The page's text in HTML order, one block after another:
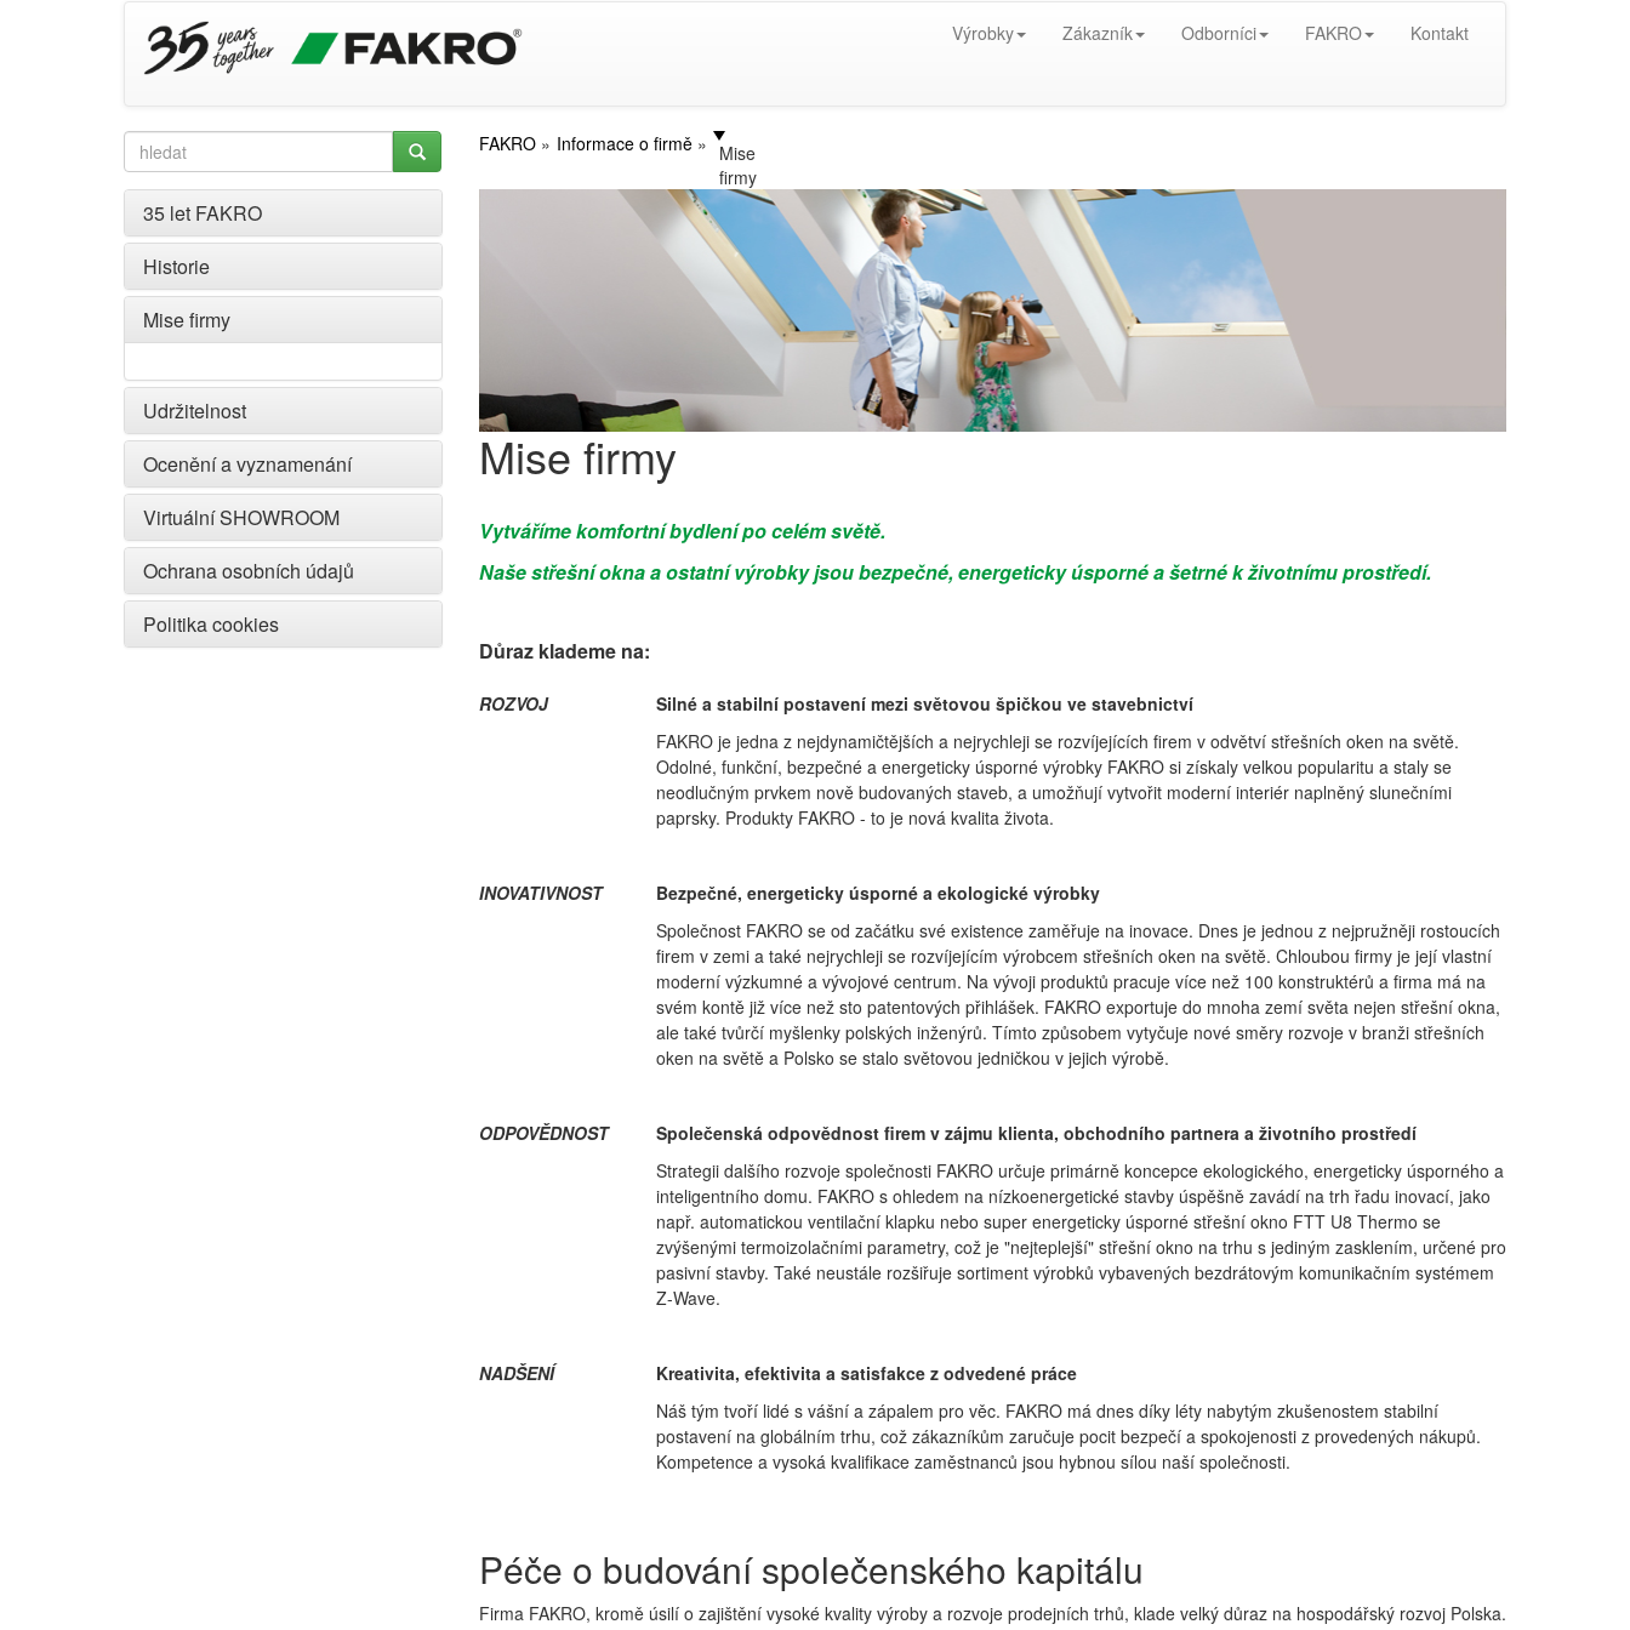
Výrobky Zákazník Odborníci FAKRO Kontakt
FAKRO Informace o firmě
Mise
firmy
35 let FAKRO
Historie
Mise firmy
Udržitelnost
Ocenění a vyznamenání
Virtuální SHOWROOM
Ochrana osobních údajů
Politika cookies
Mise firmy
Vytváříme komfortní bydlení po celém světě.
Naše střešní okna a ostatní výrobky jsou bezpečné, energeticky úsporné a šetrné k životnímu prostředí.
Důraz klademe na:
ROZVOJ
Silné a stabilní postavení mezi světovou špičkou ve stavebnictví
FAKRO je jedna z nejdynamičtějších a nejrychleji se rozvíjejících firem v odvětví střešních oken na světě.
Odolné, funkční, bezpečné a energeticky úsporné výrobky FAKRO si získaly velkou popularitu a staly se
neodlučným prvkem nově budovaných staveb, a umožňují vytvořit moderní interiér naplněný slunečními
paprsky. Produkty FAKRO - to je nová kvalita života.
INOVATIVNOST
Bezpečné, energeticky úsporné a ekologické výrobky
Společnost FAKRO se od začátku své existence zaměřuje na inovace. Dnes je jednou z nejpružněji rostoucích
firem v zemi a také nejrychleji se rozvíjejícím výrobcem střešních oken na světě. Chloubou firmy je její vlastní
moderní výzkumné a vývojové centrum. Na vývoji produktů pracuje více než 100 konstruktérů a firma má na
svém kontě již více než sto patentových přihlášek. FAKRO exportuje do mnoha zemí světa nejen střešní okna,
ale také tvůrčí myšlenky polských inženýrů. Tímto způsobem vytyčuje nové směry rozvoje v branži střešních
oken na světě a Polsko se stalo světovou jedničkou v jejich výrobě.
ODPOVĚDNOST
Společenská odpovědnost firem v zájmu klienta, obchodního partnera a životního prostředí
Strategii dalšího rozvoje společnosti FAKRO určuje primárně koncepce ekologického, energeticky úsporného a
inteligentního domu. FAKRO s ohledem na nízkoenergetické stavby úspěšně zavádí na trh řadu inovací, jako
např. automatickou ventilační klapku nebo super energeticky úsporné střešní okno FTT U8 Thermo se
zvýšenými termoizolačními parametry, což je "nejteplejší" střešní okno na trhu s jediným zasklením, určené pro
pasivní stavby. Také neustále rozšiřuje sortiment výrobků vybavených bezdrátovým komunikačním systémem
Z-Wave.
NADŠENÍ
Kreativita, efektivita a satisfakce z odvedené práce
Náš tým tvoří lidé s vášní a zápalem pro věc. FAKRO má dnes díky léty nabytým zkušenostem stabilní
postavení na globálním trhu, což zákazníkům zaručuje pocit bezpečí a spokojenosti z provedených nákupů.
Kompetence a vysoká kvalifikace zaměstnanců jsou hybnou sílou naší společnosti.
Péče o budování společenského kapitálu
Firma FAKRO, kromě úsilí o zajištění vysoké kvality výroby a rozvoje prodejních trhů, klade velký důraz na hospodářský rozvoj Polska.